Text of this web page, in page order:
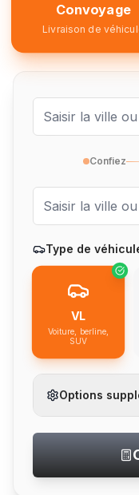
Convoyage
Livraison de
Confiez
Type de
VL
Voiture, berline,
SUV
Options